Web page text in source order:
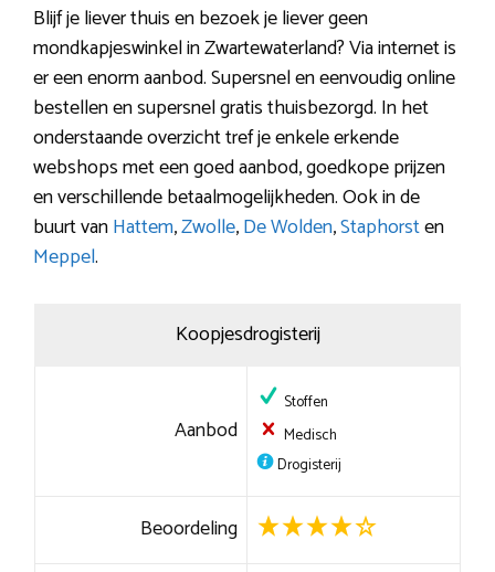
Blijf je liever thuis en bezoek je liever geen
mondkapjeswinkel in Zwartewaterland? Via internet is
er een enorm aanbod. Supersnel en eenvoudig online
bestellen en supersnel gratis thuisbezorgd. In het
onderstaande overzicht tref je enkele erkende
webshops met een goed aanbod, goedkope prijzen
en verschillende betaalmogelijkheden. Ook in de
buurt vanHattem,Zwolle,De Wolden,Staphorsten
Meppel.
Koopjesdrogisterij
Aanbod
Stoffen
Medisch
Drogisterij
Beoordeling